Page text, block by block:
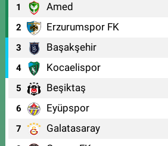
1 Amed
2 Erzurumspor FK
3 Başakşehir
4 Kocaelispor
5 Beşiktaş
6 Eyüpspor
7 Galatasaray